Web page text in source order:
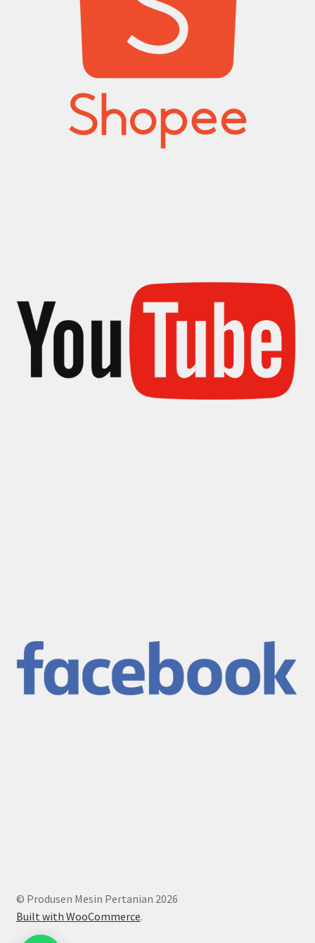
© Produsen Mesin Pertanian 2026
Built with WooCommerce.